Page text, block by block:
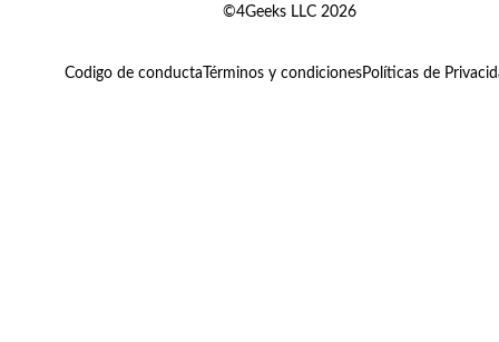
©4Geeks LLC 2026
Codigo de conducta Términos y condicionesPolíticas de